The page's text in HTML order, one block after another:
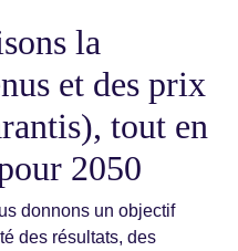
la
et des prix
tout en
2050
donnons un objectif
des résultats, des